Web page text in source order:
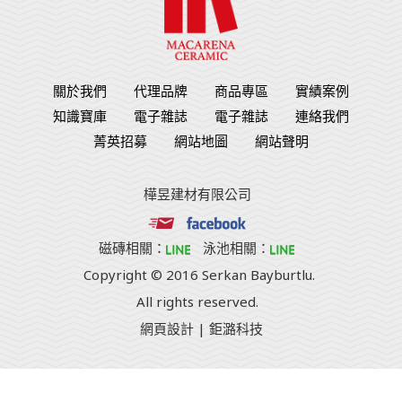
關於我們 代理品牌 商品專區
實績案例
知識寶庫
電子雜誌 電子雜誌
連絡我們
菁英招募
網站地圖 網站聲明
樺昱建材有限公司
磁磚相關：
泳池相關：
Copyright © 2016 Serkan Bayburtlu.
All rights reserved.
網頁設計| 鉅潞科技